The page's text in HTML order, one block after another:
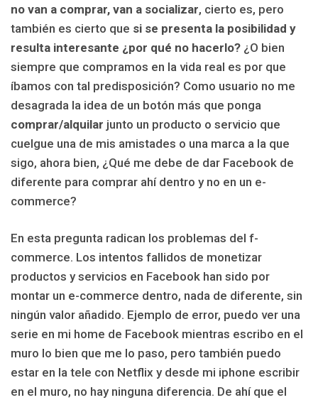
no van a comprar, van a socializar, cierto es, pero
también es cierto que si se presenta la posibilidad y
resulta interesante ¿por qué no hacerlo? ¿O bien
siempre que compramos en la vida real es por que
íbamos con tal predisposición? Como usuario no me
desagrada la idea de un botón más que ponga
comprar/alquilar junto un producto o servicio que
cuelgue una de mis amistades o una marca a la que
sigo, ahora bien, ¿Qué me debe de dar Facebook de
diferente para comprar ahí dentro y no en un e-
commerce?
En esta pregunta radican los problemas del f-
commerce. Los intentos fallidos de monetizar
productos y servicios en Facebook han sido por
montar un e-commerce dentro, nada de diferente, sin
ningún valor añadido. Ejemplo de error, puedo ver una
serie en mi home de Facebook mientras escribo en el
muro lo bien que me lo paso, pero también puedo
estar en la tele con Netflix y desde mi iphone escribir
en el muro, no hay ninguna diferencia. De ahí que el